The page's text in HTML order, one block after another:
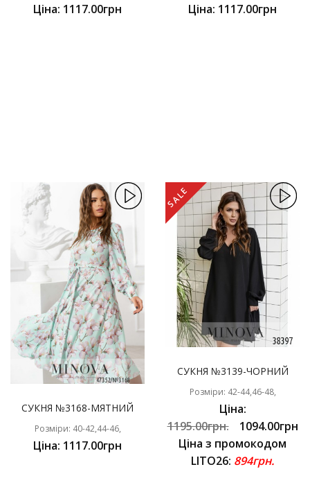
Ціна: 1117.00грн Ціна: 1117.00грн
СУКНЯ №3168-МЯТНИЙ
Розміри: 40-42,44-46,
Ціна: 1117.00грн
SALE
СУКНЯ №3139-ЧОРНИЙ
Розміри: 42-44,46-48,
Ціна:
1195.00грн.
1094.00грн
Ціна з промокодом
LITO26: 894грн.